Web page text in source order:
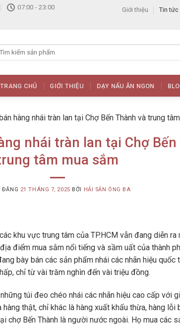
07:00 - 23:00
Giới thiệu Tin tức
TRANG CHỦ GIỚI THIỆU DẠY NẤU ĂN NGON
hàng nhái tràn lan tại Chợ Bến Thành và trung
nhái tràn lan tại Chợ
tâm mua sắm
ĐĂNG 21 THÁNG 7, 2025 BỞI HẢI SẢN ÔNG BA
khu vực trung tâm của TP.HCM vẫn đang diễn
điểm mua sắm nổi tiếng và sầm uất của thành
bày bán các sản phẩm nhái các nhãn hiệu quốc
chỉ từ vài trăm nghìn đến vài triệu đồng.
túi đeo chéo nhái các nhãn hiệu cao cấp với
thật, chỉ khác là hàng xuất khẩu thừa, hàng
chợ Bến Thành là người nước ngoài. Họ mua các